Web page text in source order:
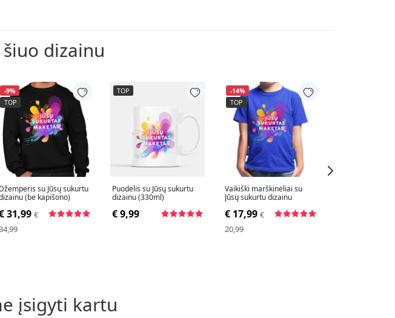
dizainu
-9%
TOP
Džemperis su Jūsų sukurtu
(be kapišono)
31,99 €
TOP
Puodelis su Jūsų sukurtu
dizainu (330ml)
€ 9,99
-14%
TOP
Vaikiški marškinėliai su
Jūsų sukurtu dizainu
€ 17,99 €
20,99
įsigyti kartu